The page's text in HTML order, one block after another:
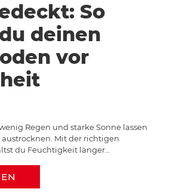
So
deinen
vor
Regen und starke Sonne lassen
Mit der richtigen
du Feuchtigkeit länger…